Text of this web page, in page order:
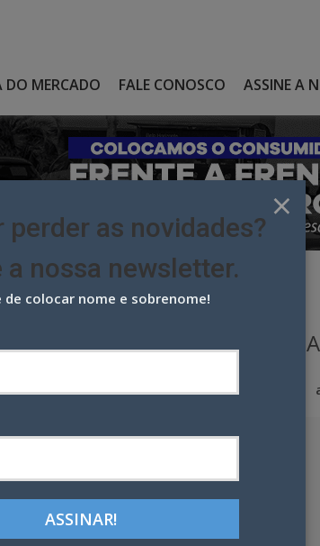
DO MERCADO FALE CONOSCO ASSINE A
DA PREFEITURA DO RIO
da
LinkedIn Pinterest
×
perder as novidades?
a nossa newsletter.
de colocar nome e sobrenome!